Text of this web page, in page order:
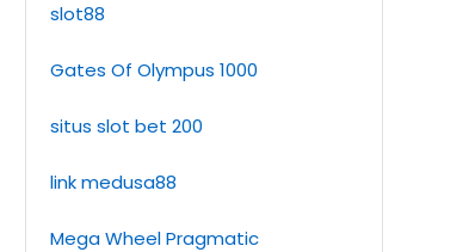
slot88
Gates Of Olympus 1000
situs slot bet 200
link medusa88
Mega Wheel Pragmatic